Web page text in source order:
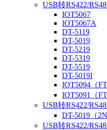
USB转RS422/
IOT5067
IOT5067A
DT-5119
DT-5019
DT-5219
DT-5319
DT-5519
DT-5019I
IOT5094（FT
IOT5091（FT
USB转RS422/
DT-5019（
USB转RS422/